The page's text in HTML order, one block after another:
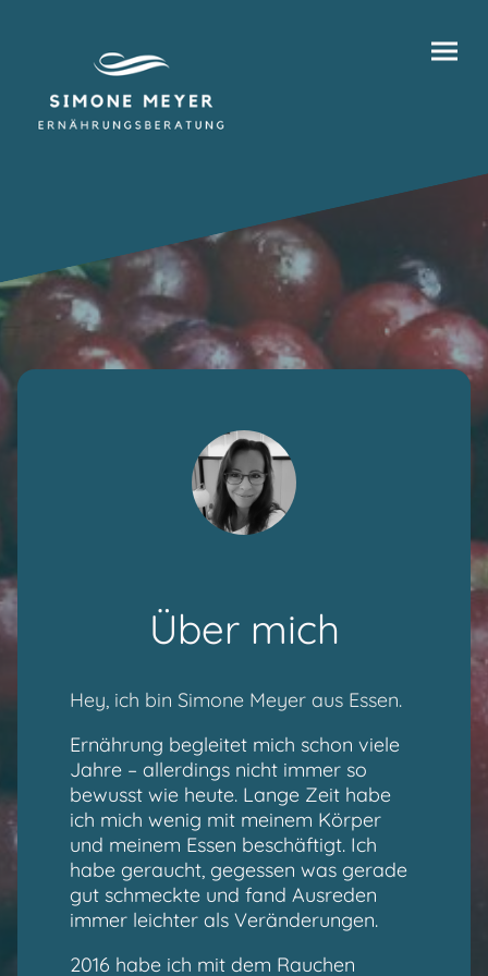
Über mich
Hey, ich bin Simone Meyer aus Essen.
Ernährung begleitet mich schon viele
Jahre – allerdings nicht immer so
bewusst wie heute. Lange Zeit habe
ich mich wenig mit meinem Körper
und meinem Essen beschäftigt. Ich
habe geraucht, gegessen was gerade
gut schmeckte und fand Ausreden
immer leichter als Veränderungen.
2016 habe ich mit dem Rauchen